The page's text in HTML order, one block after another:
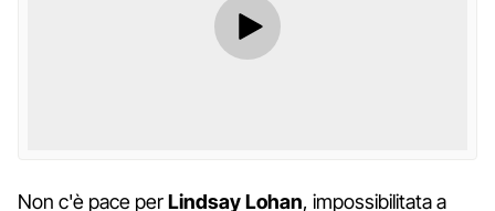
Non c'è pace perLindsay Lohan, impossibilitata a